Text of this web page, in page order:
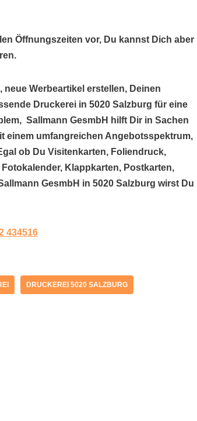
Öffnungszeiten vor, Du kannst Dich aber
Werbeartikel erstellen, Deinen
Druckerei in 5020 Salzburg für eine
Sallmann GesmbH hilft Dir in Sachen
einem umfangreichen Angebotsspektrum,
ob Du Visitenkarten, Foliendruck,
Klappkarten, Postkarten,
GesmbH in 5020 Salzburg wirst Du
434516
DRUCKEREI 5020 SALZBURG